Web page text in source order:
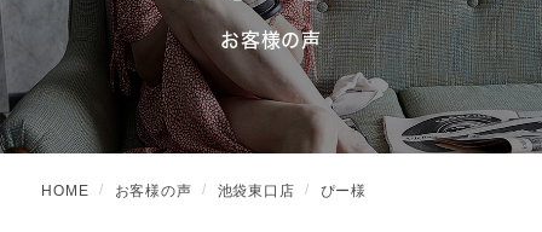
お客様の声
HOME お客様の声 池袋東口店 ぴー様